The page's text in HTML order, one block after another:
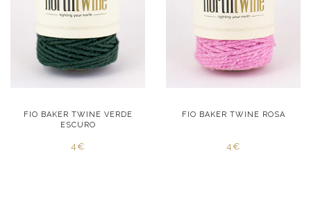
FIO BAKER TWINE VERDE
ESCURO
4€
FIO BAKER TWINE ROSA
4€